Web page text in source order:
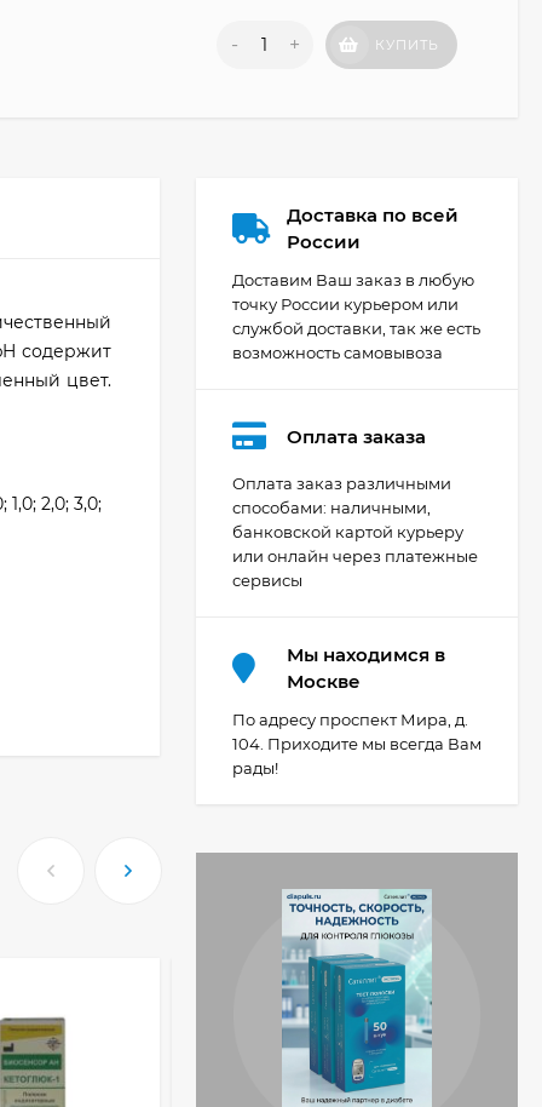
- + КУПИТЬ
содержит
цвет.
1,0; 2,0; 3,0;
Доставка по всей
России
Доставим Ваш заказ в любую
точку России курьером или
службой доставки, так же есть
возможность самовывоза
Оплата заказа
Оплата заказ различными
способами: наличными,
банковской картой курьеру
или онлайн через платежные
сервисы
Мы находимся в
Москве
По адресу проспект Мира, д.
104. Приходите мы всегда Вам
рады!